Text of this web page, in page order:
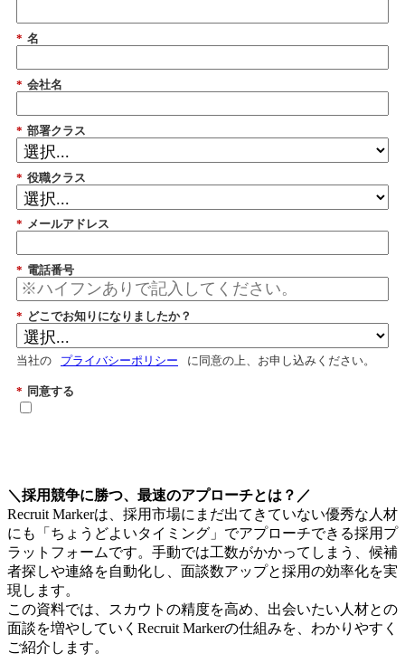
* 名
* 会社名
* 部署クラス
* 役職クラス
* メールアドレス
* 電話番号
* どこでお知りになりましたか？
当社の プライバシーポリシー に同意の上、お申し込みください。
* 同意する
＼採用競争に勝つ、最速のアプローチとは？／
Recruit Markerは、採用市場にまだ出てきていない優秀な人材
にも「ちょうどよいタイミング」でアプローチできる採用プ
ラットフォームです。手動では工数がかかってしまう、候補
者探しや連絡を自動化し、面談数アップと採用の効率化を実
現します。
この資料では、スカウトの精度を高め、出会いたい人材との
面談を増やしていくRecruit Markerの仕組みを、わかりやすく
ご紹介します。